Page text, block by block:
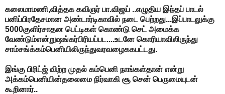
கலைமாமணி,வித்தக கவிஞர் பா.விஜய் ..எழுதிய இந்தப் பாடல்
பனிப்பிரதேசமான அண்டார்டிகாவில் நடை பெற்றது...இப்பாடலுக்கு
5000குளிர்சாதன பெட்டிகள் கொண்டு செட் அமைக்க
வேண்டும்என்றுஷங்கர்பிரியப்பட....உடனே கொரியாவிலிருந்து
சாம்சங்க்கம்பெனியிலிருந்துவரவழைககபட்டது.
இங்கு பிரிட்ஜ் விற்ற முதல் கம்பெனி நாங்கள்தான் என்று
அக்கம்பெனியின்தலைமை நிர்வாகி சூ சென் பெருமையுடன்
கூறினார்..